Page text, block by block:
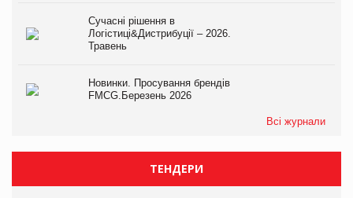
Сучасні рішення в
Логістиці&Дистрибуції – 2026.
Травень
Новинки. Просування брендів
FMCG.Березень 2026
Всі журнали
ТЕНДЕРИ